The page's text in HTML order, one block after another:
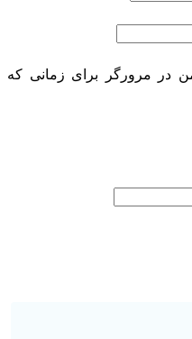
در مرورگر برای زمانی که